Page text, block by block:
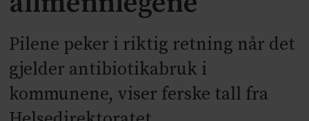
Pilene peker i riktig retning når det
gjelder antibiotikabruk i
kommunene, viser ferske tall fra